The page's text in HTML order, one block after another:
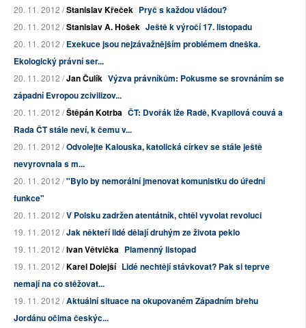
20. 11. 2012 /Stanislav Křeček Pryč s každou vládou?
20. 11. 2012 /Stanislav A. Hošek Ještě k výročí 17. listopadu
20. 11. 2012 /Exekuce jsou nejzávažnějším problémem dneška.
Ekologický právní ser...
20. 11. 2012 /Jan Čulík Výzva právníkům: Pokusme se srovnáním se
západní Evropou zcivilizov...
20. 11. 2012 /Štěpán Kotrba ČT: Dvořák lže Radě, Kvapilová couvá a
Rada ČT stále neví, k čemu v...
20. 11. 2012 /Odvolejte Kalouska, katolická církev se stále ještě
nevyrovnala s m...
20. 11. 2012 /"Bylo by nemorální jmenovat komunistku do úřední
funkce"
20. 11. 2012 /V Polsku zadržen atentátník, chtěl vyvolat revoluci
19. 11. 2012 /Jak někteří lidé dělají druhým ze života peklo
19. 11. 2012 /Ivan Větvička Plamenný listopad
19. 11. 2012 /Karel Dolejší Lidé nechtějí stávkovat? Pak si teprve
nemají na co stěžovat...
19. 11. 2012 /Aktuální situace na okupovaném Západním břehu
Jordánu očima českýc...